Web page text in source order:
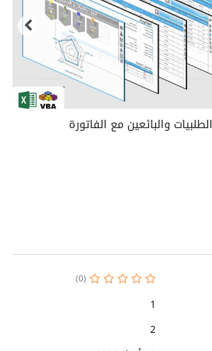
والبائعين مع الفاتورة
(0)
1
2